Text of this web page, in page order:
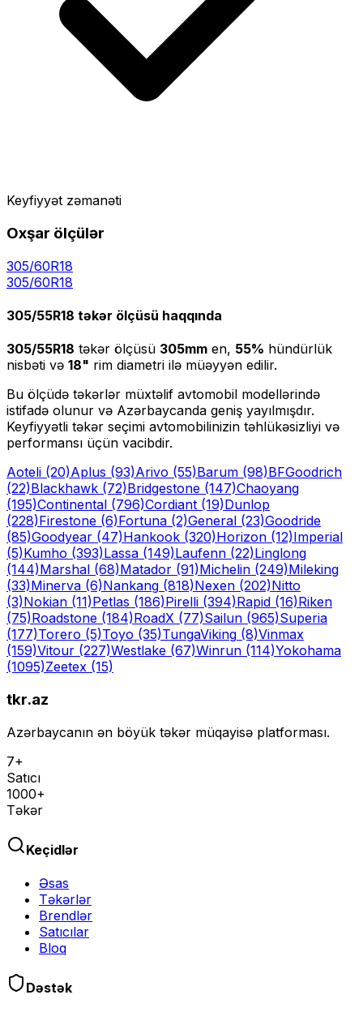
Keyfiyyət zəmanəti
Oxşar ölçülər
305/60R18
305/60R18
305/55R18 təkər ölçüsü haqqında
305/55R18 təkər ölçüsü 305mm en, 55% hündürlük
nisbəti və 18" rim diametri ilə müəyyən edilir.
Bu ölçüdə təkərlər müxtəlif avtomobil modellərində
istifadə olunur və Azərbaycanda geniş yayılmışdır.
Keyfiyyətli təkər seçimi avtomobilinizin təhlükəsizliyi və
performansı üçün vacibdir.
Aoteli (20)Aplus (93)Arivo (55)Barum (98)BFGoodrich
(22)Blackhawk (72)Bridgestone (147)Chaoyang
(195)Continental (796)Cordiant (19)Dunlop
(228)Firestone (6)Fortuna (2)General (23)Goodride
(85)Goodyear (47)Hankook (320)Horizon (12)Imperial
(5)Kumho (393)Lassa (149)Laufenn (22)Linglong
(144)Marshal (68)Matador (91)Michelin (249)Mileking
(33)Minerva (6)Nankang (818)Nexen (202)Nitto
(3)Nokian (11)Petlas (186)Pirelli (394)Rapid (16)Riken
(75)Roadstone (184)RoadX (77)Sailun (965)Superia
(177)Torero (5)Toyo (35)TungaViking (8)Vinmax
(159)Vitour (227)Westlake (67)Winrun (114)Yokohama
(1095)Zeetex (15)
tkr.az
Azərbaycanın ən böyük təkər müqayisə platforması.
7+
Satıcı
1000+
Təkər
Keçidlər
Əsas
Təkərlər
Brendlər
Satıcılar
Bloq
Dəstək